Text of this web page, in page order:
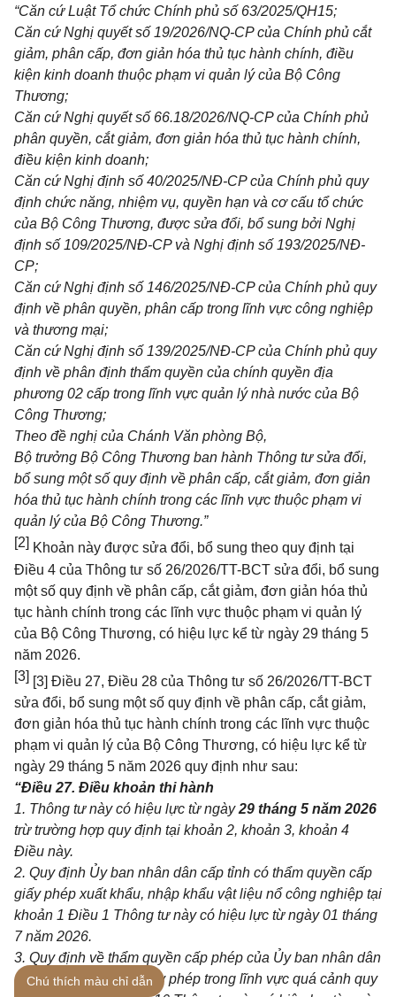
“Căn cứ Luật Tổchức Chính phủ số 63/2025/QH15;
Căn cứ Nghị quyết số 19/2026/NQ-CP của Chính phủ cắt
giảm, phân cấp, đơn giản hóa thủ tục hành chính, điều
kiện kinh doanh thuộc phạm vi quản lý của Bộ Công
Thương;
Căn cứ Nghị quyết số 66.18/2026/NQ-CP của Chính phủ
phân quyền, cắt giảm, đơn giản hóa thủ tục hành chính,
điều kiện kinh doanh;
Căn cứ Nghị định số 40/2025/NĐ-CP của Chính phủ quy
định chức năng, nhiệm vụ, quyền hạn và cơ cấu tổ chức
của Bộ Công Thương, được sửa đổi, bổ sung bởi Nghị
định số 109/2025/NĐ-CP và Nghị định số 193/2025/NĐ-
CP;
Căn cứ Nghị định số 146/2025/NĐ-CP của Chính phủ quy
định về phân quyền, phân cấp trong lĩnh vực công nghiệp
và thương mại;
Căn cứ Nghị định số 139/2025/NĐ-CP của Chính phủ quy
định về phân định thẩm quyền của chính quyền địa
phương 02 cấp trong lĩnh vực quản lý nhà nước của Bộ
Công Thương;
Theo đề nghị của Chánh Văn phòng Bộ,
Bộ trưởng Bộ Công Thương ban hành Thông tư sửa đổi,
bổ sung một số quy định về phân cấp, cắt giảm, đơn giản
hóa thủ tục hành chính trong các lĩnh vực thuộc phạm vi
quản lý của Bộ Công Thương.”
[2] Khoản này được sửa đổi, bổ sung theo quy định tại
Điều 4 của Thông tư số 26/2026/TT-BCT sửa đổi, bổ sung
một số quy định về phân cấp, cắt giảm, đơn giản hóa thủ
tục hành chính trong các lĩnh vực thuộc phạm vi quản lý
của Bộ Công Thương, có hiệu lực kể từ ngày 29 tháng 5
năm 2026.
[3] [3] Điều 27, Điều 28 của Thông tư số 26/2026/TT-BCT
sửa đổi, bổ sung một số quy định về phân cấp, cắt giảm,
đơn giản hóa thủ tục hành chính trong các lĩnh vực thuộc
phạm vi quản lý của Bộ Công Thương, có hiệu lực kể từ
ngày 29 tháng 5 năm 2026 quy định như sau:
“Điều 27. Điều khoản thi hành
1. Thông tư này có hiệu lực từ ngày29 tháng 5 năm 2026
trừ trường hợp quy định tại khoản 2, khoản 3, khoản 4
Điều này.
2. Quyđịnh Ủy ban nhân dân cấp tỉnh có thẩm quyền cấp
giấy phép xuất khẩu, nhập khẩu vật liệu nổcông nghiệp tại
khoản 1 Điều 1 Thông tư này có hiệu lực từ ngày 01 tháng
7 năm 2026.
3. Quy định về thẩm quyền cấp phép của Ủy ban nhân dân
cấp tỉnh đố i với các giấy phép trong lĩnh vực quá cảnh quy
Chú thích màu chỉ dẫn